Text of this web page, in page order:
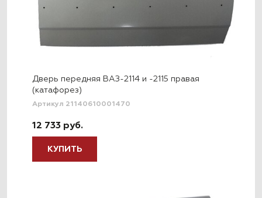
Дверь передняя ВАЗ-2114 и -2115 правая
(катафорез)
Артикул 21140610001470
12 733 руб.
КУПИТЬ